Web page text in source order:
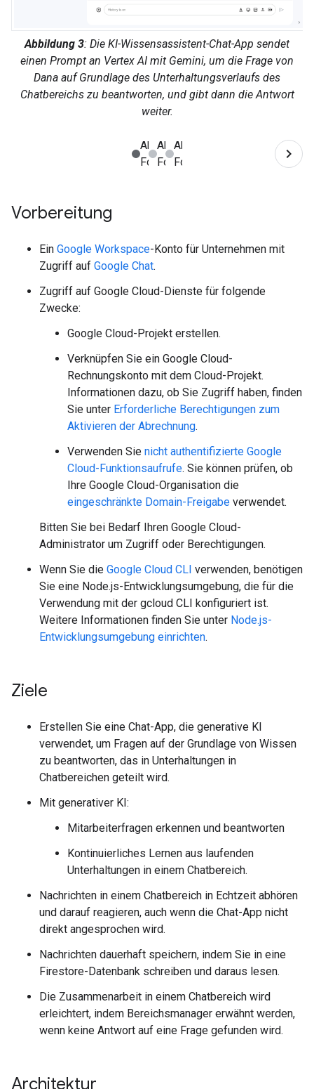
Abbildung 3: Die KI-Wissensassistent-Chat-App sendet
einen Prompt an Vertex AI mit Gemini, um die Frage von
Dana auf Grundlage des Unterhaltungsverlaufs des
Chatbereichs zu beantworten, und gibt dann die Antwort
weiter.
Vorbereitung
Ein Google Workspace-Konto für Unternehmen mit
Zugriff auf Google Chat.
Zugriff auf Google Cloud-Dienste für folgende
Zwecke:
Google Cloud-Projekt erstellen.
Verknüpfen Sie ein Google Cloud-
Rechnungskonto mit dem Cloud-Projekt.
Informationen dazu, ob Sie Zugriff haben, finden
Sie unter Erforderliche Berechtigungen zum
Aktivieren der Abrechnung.
Verwenden Sie nicht authentifizierte Google
Cloud-Funktionsaufrufe. Sie können prüfen, ob
Ihre Google Cloud-Organisation die
eingeschränkte Domain-Freigabe verwendet.
Bitten Sie bei Bedarf Ihren Google Cloud-
Administrator um Zugriff oder Berechtigungen.
Wenn Sie die Google Cloud CLI verwenden, benötigen
Sie eine Node.js-Entwicklungsumgebung, die für die
Verwendung mit der gcloud CLI konfiguriert ist.
Weitere Informationen finden Sie unter Node.js-
Entwicklungsumgebung einrichten.
Ziele
Erstellen Sie eine Chat-App, die generative KI
verwendet, um Fragen auf der Grundlage von Wissen
zu beantworten, das in Unterhaltungen in
Chatbereichen geteilt wird.
Mit generativer KI:
Mitarbeiterfragen erkennen und beantworten
Kontinuierliches Lernen aus laufenden
Unterhaltungen in einem Chatbereich.
Nachrichten in einem Chatbereich in Echtzeit abhören
und darauf reagieren, auch wenn die Chat-App nicht
direkt angesprochen wird.
Nachrichten dauerhaft speichern, indem Sie in eine
Firestore-Datenbank schreiben und daraus lesen.
Die Zusammenarbeit in einem Chatbereich wird
erleichtert, indem Bereichsmanager erwähnt werden,
wenn keine Antwort auf eine Frage gefunden wird.
Architektur